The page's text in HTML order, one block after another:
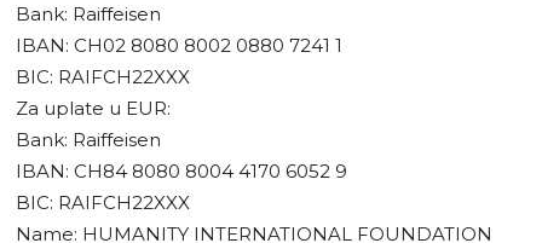
Bank: Raiffeisen
IBAN: CH02 8080 8002 0880 7241 1
BIC: RAIFCH22XXX
Za uplate u EUR:
Bank: Raiffeisen
IBAN: CH84 8080 8004 4170 6052 9
BIC: RAIFCH22XXX
Name: HUMANITY INTERNATIONAL FOUNDATION